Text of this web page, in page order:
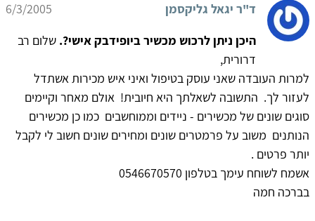
ד"ר יגאל גליקסמן
6/3/2005
היכן ניתן לרכוש מכשיר ביופידבק אישי?. שלום רב
דרורית,
למרות העובדה שאני עוסק בטיפול ואיני איש מכירות אשתדל
לעזור לך. התשובה לשאלתך היא חיובית! אולם מאחר וקיימים
סוגים שונים של מכשירים - ניידים וממוחשבים כמו כן מכשירים
הנותנים משוב על פרמטרים שונים ומחירים שונים חשוב לי לקבל
יותר פרטים .
אשמח לשוחח עימך בטלפון 0546670570
בברכה חמה